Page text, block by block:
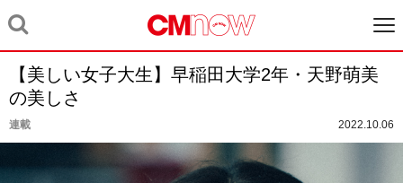
【美しい女子大生】早稲田大学2年・天野萌美
の美しさ
連載 2022.10.06